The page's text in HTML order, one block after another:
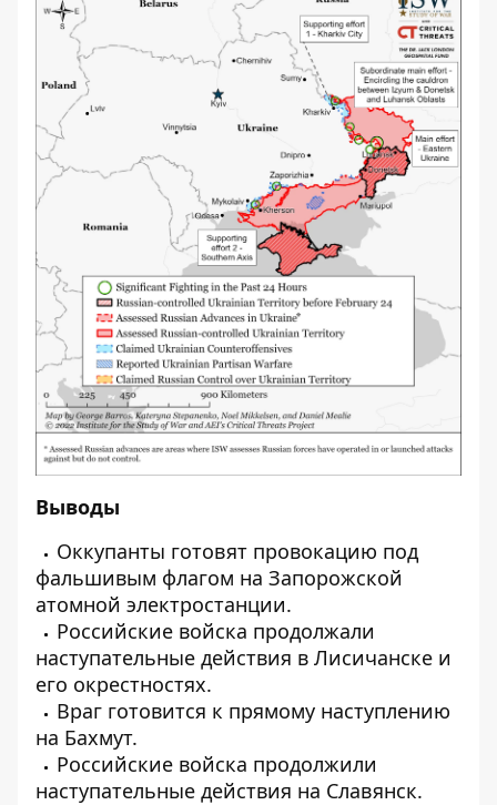
Выводы
Оккупанты готовят провокацию под
фальшивым флагом на Запорожской
атомной электростанции.
Российские войска продолжали
наступательные действия в Лисичанске и
его окрестностях.
Враг готовится к прямому наступлению
на Бахмут.
Российские войска продолжили
наступательные действия на Славянск.